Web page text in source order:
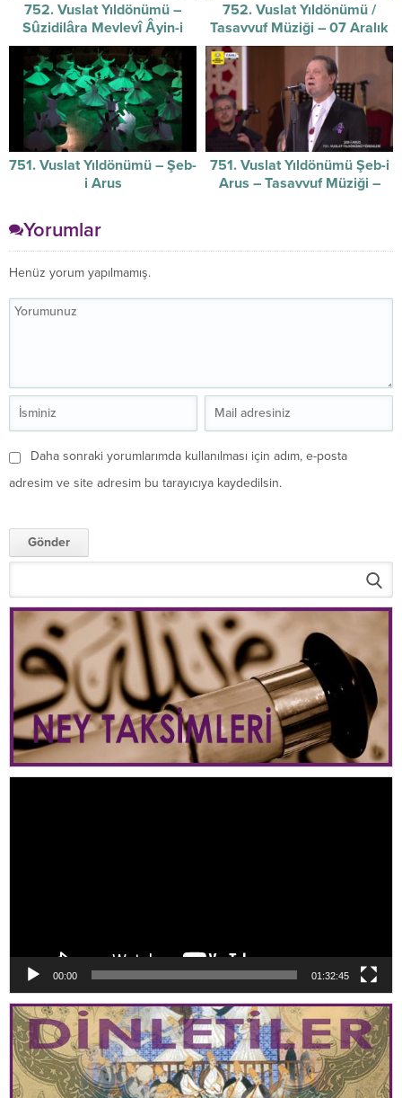
752. Vuslat Yıldönümü –
Sûzidilâra Mevlevî Âyin-i
Şerifi / 07-12-2025
752. Vuslat Yıldönümü /
Tasavvuf Müziği – 07 Aralık
2025
751. Vuslat Yıldönümü – Şeb-
i Arus
751. Vuslat Yıldönümü Şeb-i
Arus – Tasavvuf Müziği –
Yorumlar
Henüz yorum yapılmamış.
Daha sonraki yorumlarımda kullanılması için adım, e-posta
adresim ve site adresim bu tarayıcıya kaydedilsin.
00:00 01:32:45